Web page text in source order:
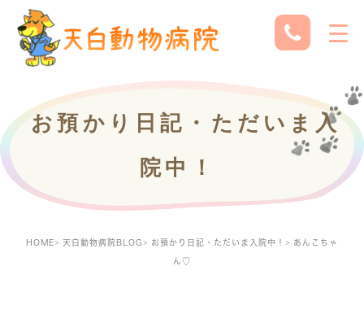
お預かり日記・ただいま入
院中！
HOME 天白動物病院BLOG お預かり日記・ただいま入院中！ あんこちゃ
ん♡